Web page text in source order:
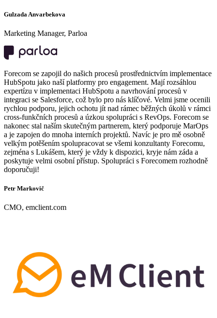
Gulzada Anvarbekova
Marketing Manager, Parloa
Forecom se zapojil do našich procesů prostřednictvím implementace
HubSpotu jako naší platformy pro engagement. Mají rozsáhlou
expertízu v implementaci HubSpotu a navrhování procesů v
integraci se Salesforce, což bylo pro nás klíčové. Velmi jsme ocenili
rychlou podporu, jejich ochotu jít nad rámec běžných úkolů v rámci
cross-funkčních procesů a úzkou spolupráci s RevOps. Forecom se
nakonec stal naším skutečným partnerem, který podporuje MarOps
a je zapojen do mnoha interních projektů. Navíc je pro mě osobně
velkým potěšením spolupracovat se všemi konzultanty Forecomu,
zejména s Lukášem, který je vždy k dispozici, kryje nám záda a
poskytuje velmi osobní přístup. Spolupráci s Forecomem rozhodně
doporučuji!
Petr Markovič
CMO, emclient.com